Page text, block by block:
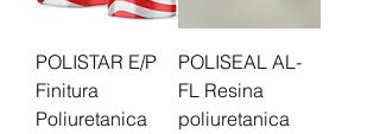
POLISTAR E/P
Finitura
Poliuretanica
POLISEAL AL-
FL Resina
poliuretanica